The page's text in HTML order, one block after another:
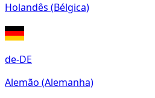
Holandês (Bélgica)
de-DE
Alemão (Alemanha)